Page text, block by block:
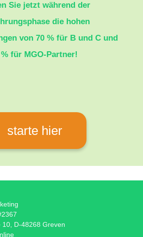
Sie jetzt während der
die hohen
von 70 % für B und C und
für MGO-Partner!
starte hier
10, D-48268 Greven